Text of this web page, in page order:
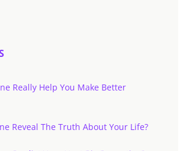
Really Help You Make Better
Reveal The Truth About Your Life?